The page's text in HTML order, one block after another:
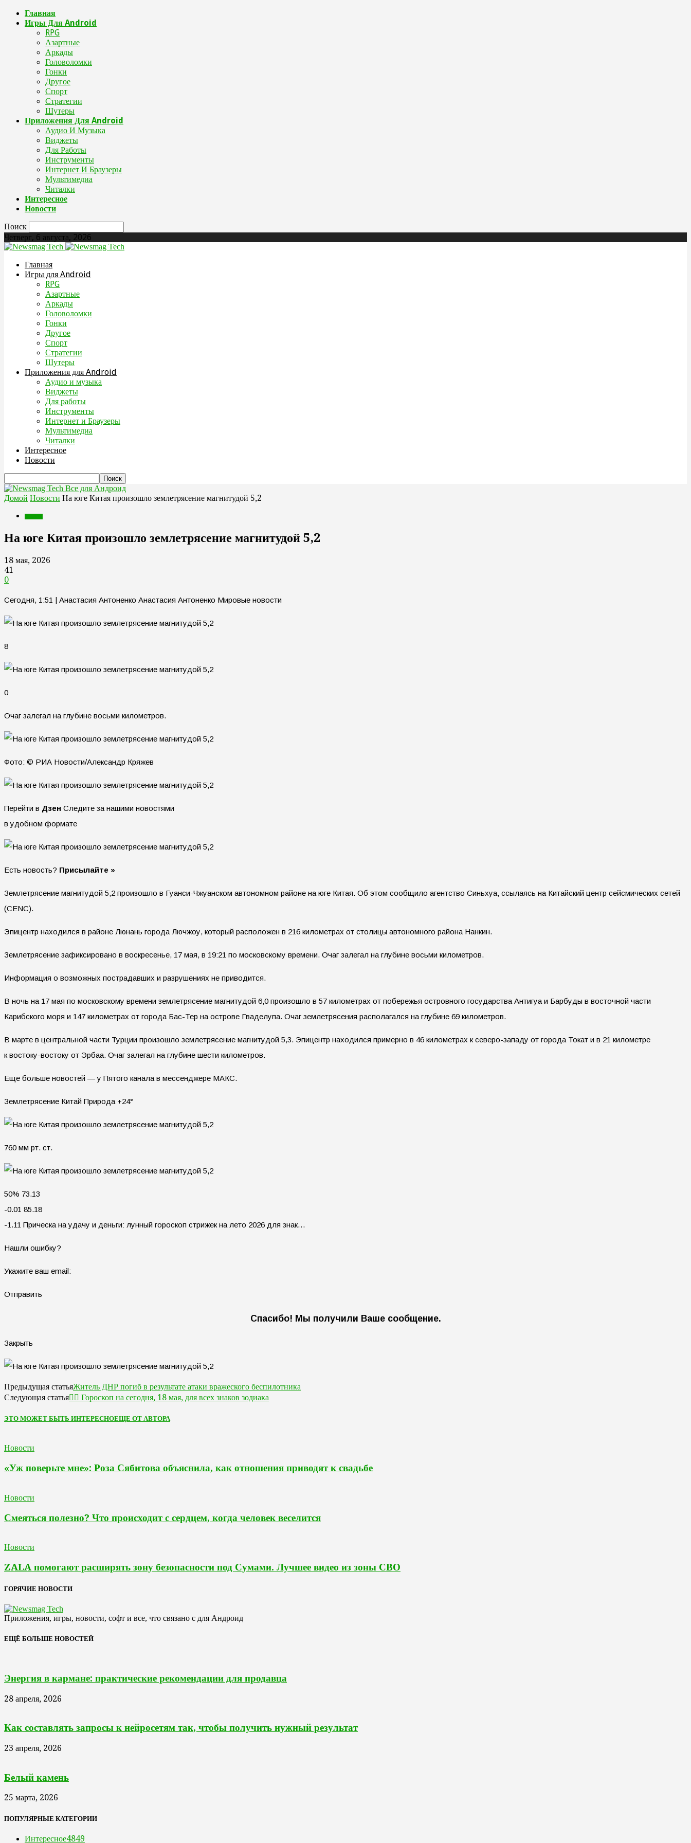
Главная
Игры Для Android
RPG
Азартные
Аркады
Головоломки
Гонки
Другое
Спорт
Стратегии
Шутеры
Приложения Для Android
Аудио И Музыка
Виджеты
Для Работы
Инструменты
Интернет И Браузеры
Мультимедиа
Читалки
Интересное
Новости
Поиск
Четверг, 6 августа, 2026
Главная
Игры для Android
RPG
Азартные
Аркады
Головоломки
Гонки
Другое
Спорт
Стратегии
Шутеры
Приложения для Android
Аудио и музыка
Виджеты
Для работы
Инструменты
Интернет и Браузеры
Мультимедиа
Читалки
Интересное
Новости
Все для Андроид
Домой Новости На юге Китая произошло землетрясение магнитудой 5,2
На юге Китая произошло землетрясение магнитудой 5,2
18 мая, 2026
41
0
Сегодня, 1:51 | Анастасия Антоненко Анастасия Антоненко Мировые новости
8
0
Очаг залегал на глубине восьми километров.
Фото: © РИА Новости/Александр Кряжев
Перейти в Дзен Следите за нашими новостями
в удобном формате
Есть новость? Присылайте »
Землетрясение магнитудой 5,2 произошло в Гуанси-Чжуанском автономном районе на юге Китая. Об этом сообщило агентство Синьхуа, ссылаясь на Китайский центр сейсмических сетей
(CENC).
Эпицентр находился в районе Люнань города Лючжоу, который расположен в 216 километрах от столицы автономного района Нанкин.
Землетрясение зафиксировано в воскресенье, 17 мая, в 19:21 по московскому времени. Очаг залегал на глубине восьми километров.
Информация о возможных пострадавших и разрушениях не приводится.
В ночь на 17 мая по московскому времени землетрясение магнитудой 6,0 произошло в 57 километрах от побережья островного государства Антигуа и Барбуды в восточной части
Карибского моря и 147 километрах от города Бас-Тер на острове Гваделупа. Очаг землетрясения располагался на глубине 69 километров.
В марте в центральной части Турции произошло землетрясение магнитудой 5,3. Эпицентр находился примерно в 46 километрах к северо-западу от города Токат и в 21 километре
к востоку-востоку от Эрбаа. Очаг залегал на глубине шести километров.
Еще больше новостей — у Пятого канала в мессенджере МАКС.
Землетрясение Китай Природа +24°
760 мм рт. ст.
50% 73.13
-0.01 85.18
-1.11 Прическа на удачу и деньги: лунный гороскоп стрижек на лето 2026 для знак…
Нашли ошибку?
Укажите ваш email:
Отправить
Спасибо! Мы получили Ваше сообщение.
Закрыть
Предыдущая статьяЖитель ДНР погиб в результате атаки вражеского беспилотника
Следующая статья🧙‍♀ Гороскоп на сегодня, 18 мая, для всех знаков зодиака
ЭТО МОЖЕТ БЫТЬ ИНТЕРЕСНОЕЩЕ ОТ АВТОРА
Новости
«Уж поверьте мне»: Роза Сябитова объяснила, как отношения приводят к свадьбе
Новости
Смеяться полезно? Что происходит с сердцем, когда человек веселится
Новости
ZALA помогают расширять зону безопасности под Сумами. Лучшее видео из зоны СВО
ГОРЯЧИЕ НОВОСТИ
Приложения, игры, новости, софт и все, что связано с для Андроид
ЕЩЁ БОЛЬШЕ НОВОСТЕЙ
Энергия в кармане: практические рекомендации для продавца
28 апреля, 2026
Как составлять запросы к нейросетям так, чтобы получить нужный результат
23 апреля, 2026
Белый камень
25 марта, 2026
ПОПУЛЯРНЫЕ КАТЕГОРИИ
Интересное4849